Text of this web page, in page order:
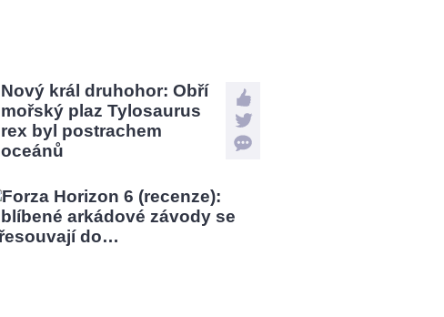
Nový král druhohor: Obří
mořský plaz Tylosaurus
rex byl postrachem
oceánů